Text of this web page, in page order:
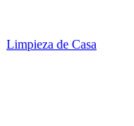
Limpieza de Casa